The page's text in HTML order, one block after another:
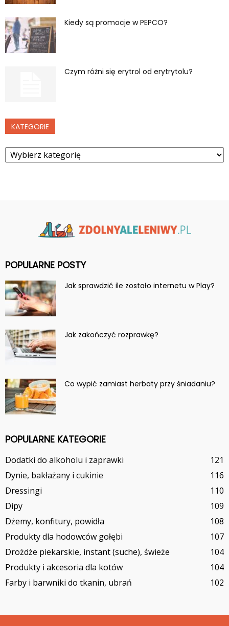
Kiedy są promocje w PEPCO?
Czym różni się erytrol od erytrytolu?
KATEGORIE
Kategorie
POPULARNE POSTY
Jak sprawdzić ile zostało internetu w Play?
Jak zakończyć rozprawkę?
Co wypić zamiast herbaty przy śniadaniu?
POPULARNE KATEGORIE
Dodatki do alkoholu i zaprawki
121
Dynie, bakłażany i cukinie
116
Dressingi
110
Dipy
109
Dżemy, konfitury, powidła
108
Produkty dla hodowców gołębi
107
Drożdże piekarskie, instant (suche), świeże
104
Produkty i akcesoria dla kotów
104
Farby i barwniki do tkanin, ubrań
102